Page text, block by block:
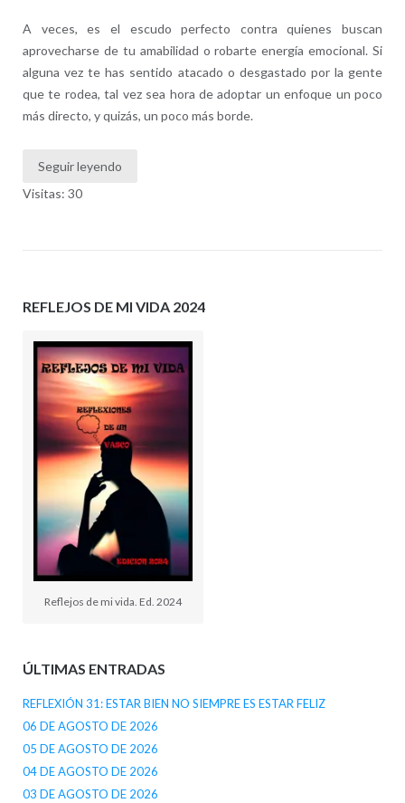
A veces, es el escudo perfecto contra quienes buscan
aprovecharse de tu amabilidad o robarte energía emocional. Si
alguna vez te has sentido atacado o desgastado por la gente
que te rodea, tal vez sea hora de adoptar un enfoque un poco
más directo, y quizás, un poco más borde.
Seguir leyendo
Visitas: 30
REFLEJOS DE MI VIDA 2024
Reflejos de mi vida. Ed. 2024
ÚLTIMAS ENTRADAS
REFLEXIÓN 31: ESTAR BIEN NO SIEMPRE ES ESTAR FELIZ
06 DE AGOSTO DE 2026
05 DE AGOSTO DE 2026
04 DE AGOSTO DE 2026
03 DE AGOSTO DE 2026